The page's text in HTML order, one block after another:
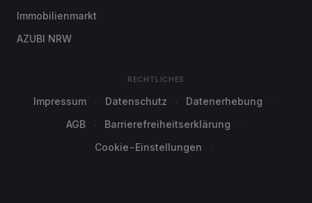
Immobilienmarkt
AZUBI NRW
RECHTLICHES
Impressum Datenschutz
Datenerhebung
AGB
Barrierefreiheitserklärung
Cookie-Einstellungen